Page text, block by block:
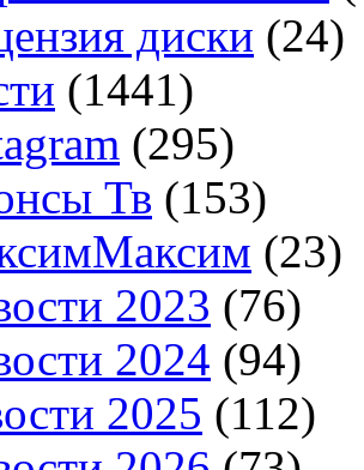
диски (24)
(1441)
(295)
Тв (153)
(23)
2023 (76)
2024 (94)
2025 (112)